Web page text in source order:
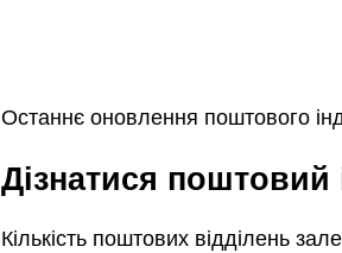
Останнє оновлення поштового
Дізнатися
Кількість поштових відділень